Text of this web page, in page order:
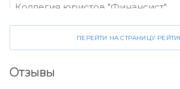
Коллегия юристов "Финансист"
ПЕРЕЙТИ НА СТРАНИЦУ
Отзывы